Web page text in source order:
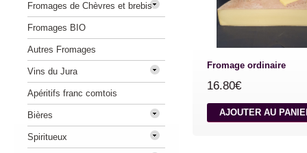
Fromage ordinaire
16.80€
AJOUTER AU
Fromages de Chèvres et brebis
Fromages BIO
Autres Fromages
Vins du Jura
Apéritifs franc comtois
Bières
Spiritueux